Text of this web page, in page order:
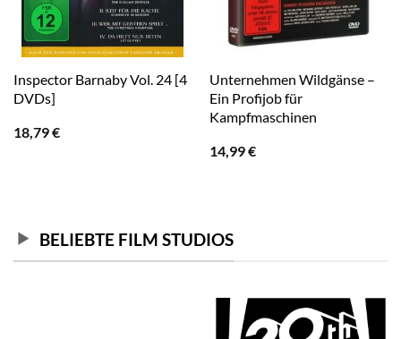
Inspector Barnaby Vol. 24 [4
DVDs]
18,79€
Unternehmen Wildgänse –
Ein Profijob für
Kampfmaschinen
14,99€
BELIEBTE FILM STUDIOS